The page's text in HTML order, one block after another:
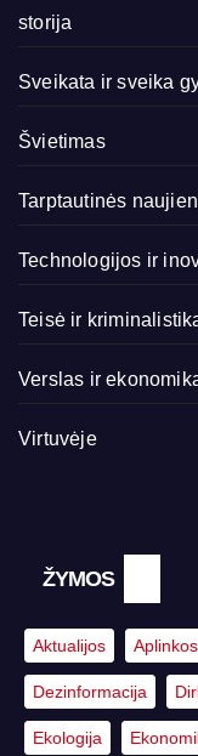
storija
Sveikata ir sveika
Švietimas
Tarptautinės
Technologijos ir
Teisė ir
Verslas ir
Virtuvėje
ŽYMOS
Aktualijos
Dezinformacija
Ekologija